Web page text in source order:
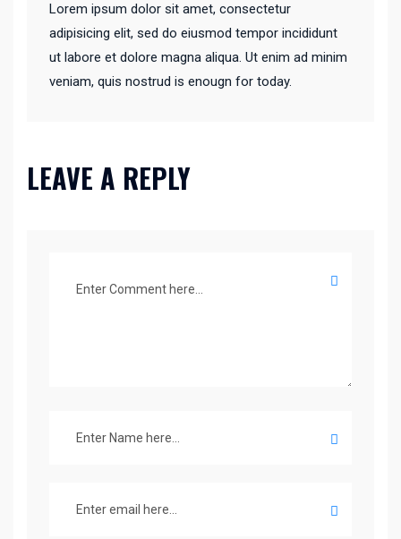
Lorem ipsum dolor sit amet, consectetur
adipisicing elit, sed do eiusmod tempor incididunt
ut labore et dolore magna aliqua. Ut enim ad minim
veniam, quis nostrud is enougn for today.
LEAVE A REPLY